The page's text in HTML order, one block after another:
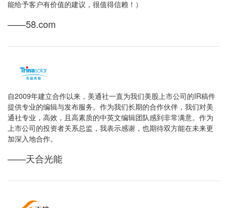
能给予客户有价值的建议，很值得信赖！）
——58.com
自2009年建立合作以来，美通社一直为我们美股上市公司的IR稿件
提供专业的编辑与发布服务。作为我们长期的合作伙伴，我们对美
通社专业，高效，且高素质的中英文编辑团队感到非常满意。作为
上市公司的投资者关系总监，我表示感谢，也期待双方能在未来更
加深入地合作。
——天合光能